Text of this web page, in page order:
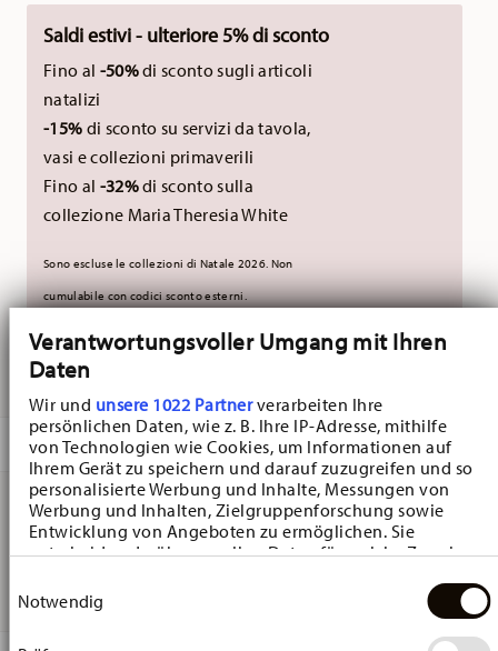
Verantwortungsvoller Umgang mit Ihren
Daten
Wir und unsere 1022 Partnerverarbeiten Ihre
persönlichen Daten, wie z. B. Ihre IP-Adresse, mithilfe
von Technologien wie Cookies, um Informationen auf
Ihrem Gerät zu speichern und darauf zuzugreifen und so
personalisierte Werbung und Inhalte, Messungen von
Werbung und Inhalten, Zielgruppenforschung sowie
Entwicklung von Angeboten zu ermöglichen. Sie
entscheiden darüber, wer Ihre Daten für welche Zwecke
Cookie-Erklärung oder durch Klicken auf das Privacy
Trigger Symbol ändern oder widerrufen
Notwendig
Saldi estivi - ulteriore 5% di sconto
Fino al -50%di sconto sugli articoli
natalizi
-15% di sconto su servizi da tavola,
vasi e collezioni primaverili
Fino al -32%di sconto sulla
collezione Maria Theresia White
Sono escluse le collezioni di Natale 2026. Non
cumulabile con codici sconto esterni.
CONSEGNATO IN 5-7 GIORNI LAVORATIVI
DESCRIZIONE
Hutschenreuther Christmas Love Christmas Love beige